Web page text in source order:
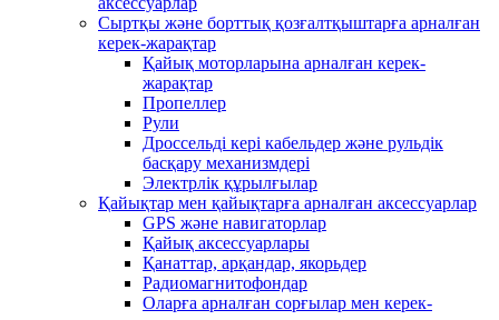
Сыртқы және борттық қозғалтқыштарға арналған
керек-жарақтар
Қайық моторларына арналған керек-
жарақтар
Пропеллер
Рули
Дроссельді кері кабельдер және рульдік
басқару механизмдері
Электрлік құрылғылар
Қайықтар мен қайықтарға арналған аксессуарлар
GPS және навигаторлар
Қайық аксессуарлары
Қанаттар, арқандар, якорьдер
Радиомагнитофондар
Оларға арналған сорғылар мен керек-